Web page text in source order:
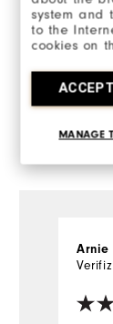
system and
to the
cookies on
MANAGE
Runs Small
Arnie